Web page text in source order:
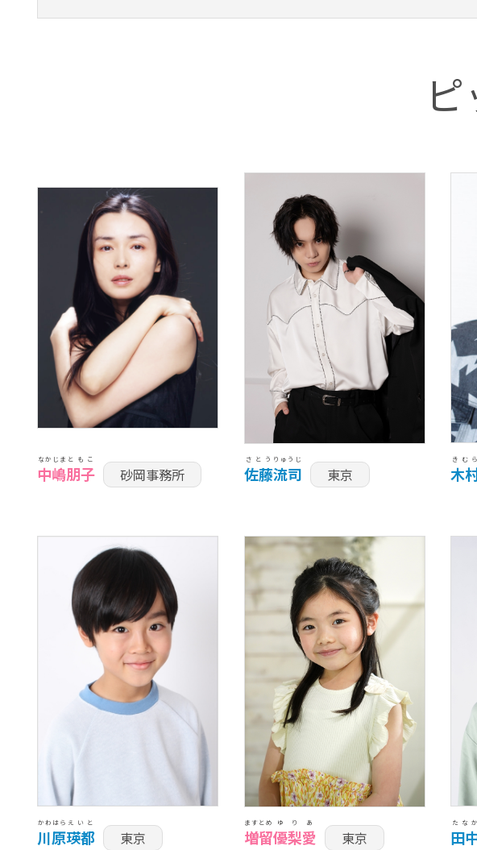
中嶋
なかじま
朋子
ともこ
砂岡事務所 佐藤
さとう
流司
りゅうじ
東京 木
きむら
川原
かわはら
瑛都
えいと
東京 増留
ますとめ
優梨愛
ゆりあ
東京 田
たなか